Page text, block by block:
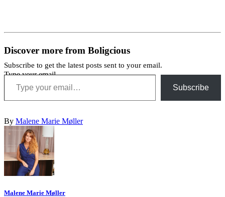
Discover more from Boligcious
Subscribe to get the latest posts sent to your email.
Type your email…
Subscribe
By Malene Marie Møller
Malene Marie Møller